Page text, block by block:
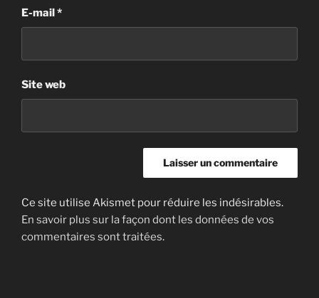
E-mail*
Site web
Ce site utilise Akismet pour réduire les indésirables.
En savoir plus sur la façon dont les données de vos
commentaires sont traitées.